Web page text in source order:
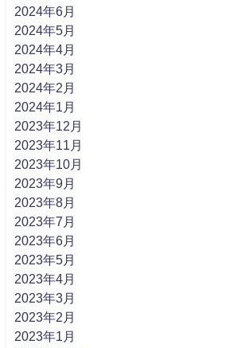
2024年6月
2024年5月
2024年4月
2024年3月
2024年2月
2024年1月
2023年12月
2023年11月
2023年10月
2023年9月
2023年8月
2023年7月
2023年6月
2023年5月
2023年4月
2023年3月
2023年2月
2023年1月